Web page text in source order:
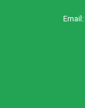
Email: